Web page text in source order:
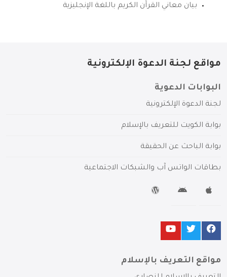
بيان معاني القرآن الكريم باللغة الإنجليزية
مواقع لجنة الدعوة الإلكترونية
البوابات الدعوية
لجنة الدعوة الإلكترونية
بوابة الكويت للتعريف بالإسلام
بوابة الباحث عن الحقيقة
بطاقات الواتس آب والشبكات الاجتماعية
مواقع التعريف بالإسلام